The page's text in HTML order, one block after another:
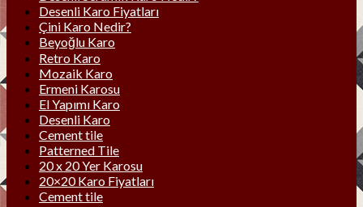
Desenli Karo Fiyatları
Çini Karo Nedir?
Beyoğlu Karo
Retro Karo
Mozaik Karo
Ermeni Karosu
El Yapımı Karo
Desenli Karo
Cement tile
Patterned Tile
20 x 20 Yer Karosu
20×20 Karo Fiyatları
Cement tile